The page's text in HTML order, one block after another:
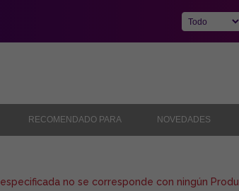
RECOMENDADO PARA NOVEDADES
especificada no se corresponde con ningún